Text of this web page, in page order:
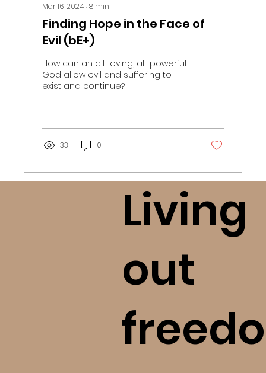
Mar 16, 2024 ∙8 min
Finding Hope in the Face of
Evil (bE+)
How can an all-loving, all-powerful
God allow evil and suffering to
exist and continue?
33 0
Living
out
freedo